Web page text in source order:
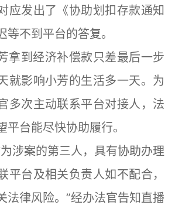
应发出了《协助划扣存款通知
等不到平台的答复。
到经济补偿款只差最后一步
就影响小芳的生活多一天。为
多次主动联系平台对接人，法
平台能尽快协助履行。
案的第三人，具有协助办理
平台及相关负责人如不配合，
法律风险。”经办法官告知直播